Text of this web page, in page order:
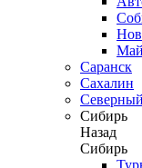
Саранск
Сахалин
Сибирь
Назад
Сибирь